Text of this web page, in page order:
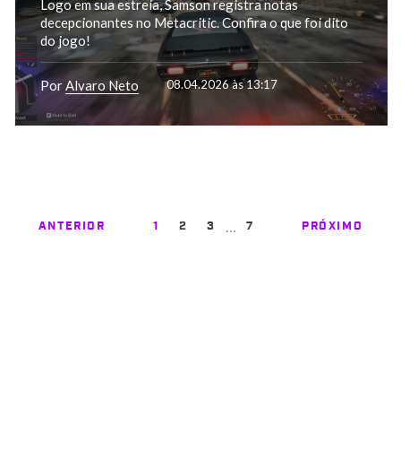
Logo em sua estreia, Samson registra notas
decepcionantes no Metacritic. Confira o que foi dito
do jogo!
PorAlvaro Neto 08.04.2026 às 13:17
ANTERIOR 1 2 3 … 7 PRÓXIMO